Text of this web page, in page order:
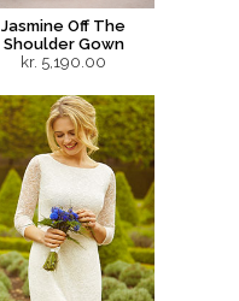
Jasmine Off The
Shoulder Gown
kr. 5,190.00